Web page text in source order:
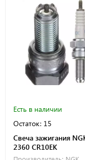
Есть в наличии
Остаток: 15
Свеча зажигания
2360 CR10EK